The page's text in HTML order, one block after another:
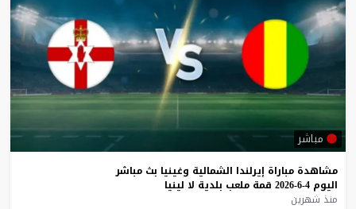
مباشر
مشاهدة مباراة إيرلندا الشمالية وغينيا بث مباشر
اليوم 4-6-2026 قمة ملعب بلدية لا لينيا
منذ شهرين